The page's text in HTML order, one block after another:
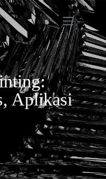
Aplikasi